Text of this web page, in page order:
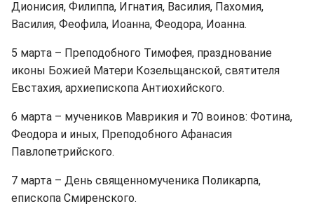
Дионисия, Филиппа, Игнатия, Василия, Пахомия,
Василия, Феофила, Иоанна, Феодора, Иоанна.
5 марта – Преподобного Тимофея, празднование
иконы Божией Матери Козельщанской, святителя
Евстахия, архиепископа Антиохийского.
6 марта – мучеников Маврикия и 70 воинов: Фотина,
Феодора и иных, Преподобного Афанасия
Павлопетрийского.
7 марта – День священномученика Поликарпа,
епископа Смиренского.